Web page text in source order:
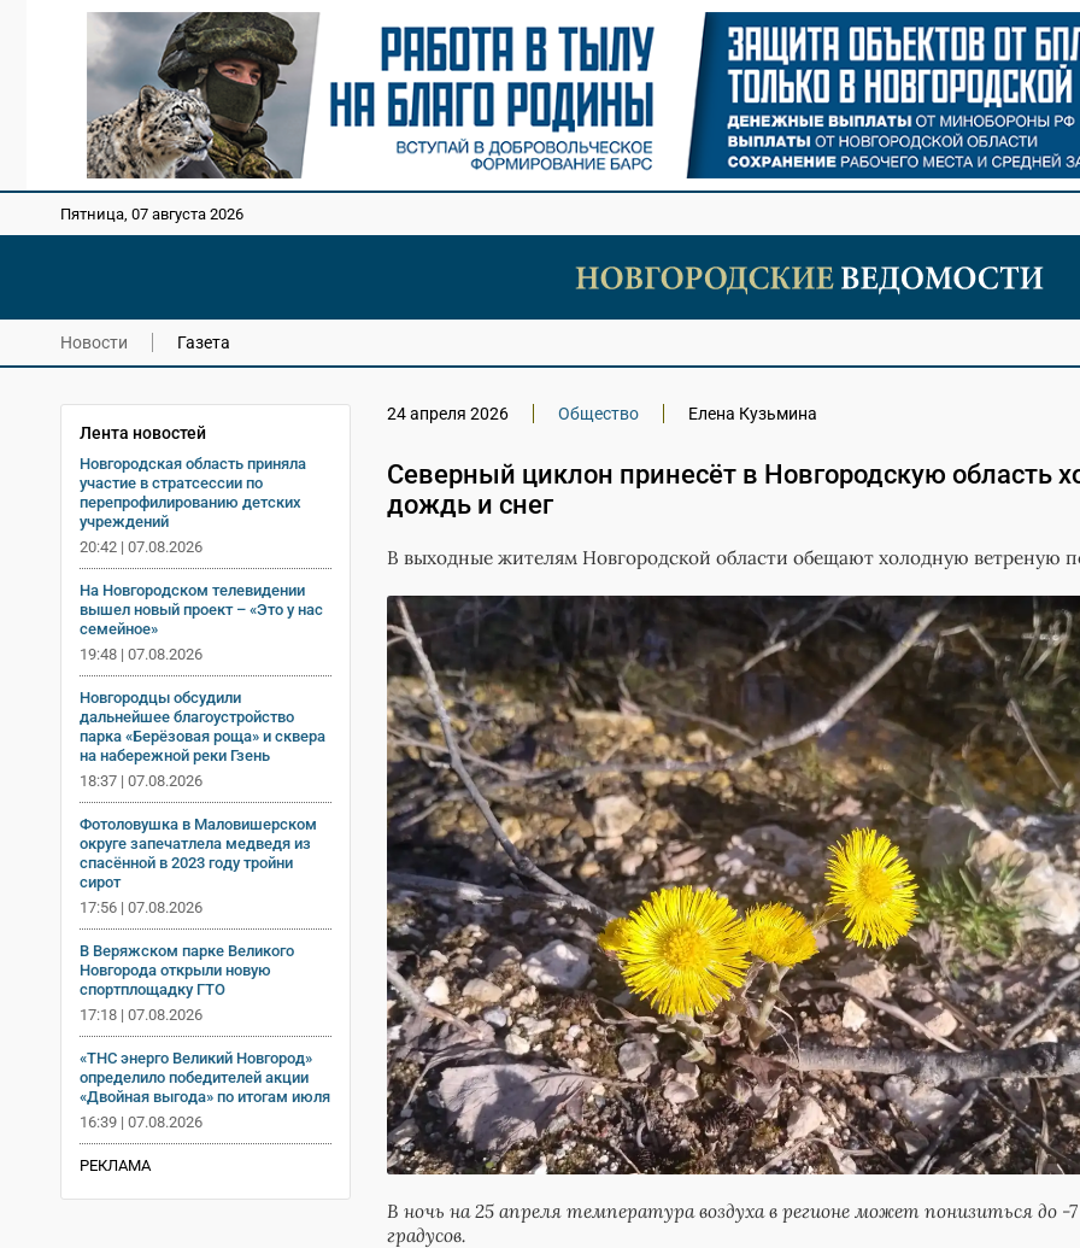
Пятница, 07 августа 2026
Новости Газета
Лента новостей
Новгородская область приняла
участие в стратсессии по
перепрофилированию детских
учреждений
20:42 | 07.08.2026
На Новгородском телевидении
вышел новый проект – «Это у нас
семейное»
19:48 | 07.08.2026
Новгородцы обсудили
дальнейшее благоустройство
парка «Берёзовая роща» и сквера
на набережной реки Гзень
18:37 | 07.08.2026
Фотоловушка в Маловишерском
округе запечатлела медведя из
спасённой в 2023 году тройни
сирот
17:56 | 07.08.2026
В Веряжском парке Великого
Новгорода открыли новую
спортплощадку ГТО
17:18 | 07.08.2026
«ТНС энерго Великий Новгород»
определило победителей акции
«Двойная выгода» по итогам июля
16:39 | 07.08.2026
РЕКЛАМА
24 апреля 2026 Общество Елена Кузьмина
Северный циклон принесёт в Новгородскую область
дождь и снег
В выходные жителям Новгородской области обещают холодную ветреную
В ночь на 25 апреля температура воздуха в регионе может понизиться до -7
градусов.